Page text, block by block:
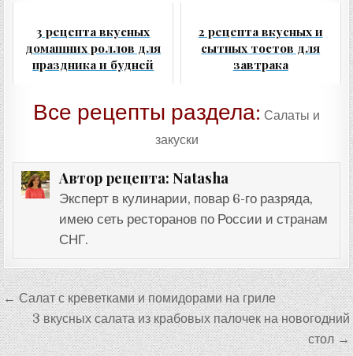
3 рецепта вкусных
домашних роллов для
праздника и будней
2 рецепта вкусных и
сытных тостов для
завтрака
Все рецепты раздела: Салаты и
закуски
Автор рецепта: Natasha
Эксперт в кулинарии, повар 6-го разряда,
имею сеть ресторанов по России и странам
СНГ.
Навигация
по
записям
← Салат с креветками и помидорами на гриле
3 вкусных салата из крабовых палочек на новогодний
стол →